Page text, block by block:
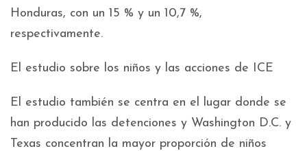
Honduras, con un 15 % y un 10,7 %,
respectivamente.
El estudio sobre los niños y las acciones de ICE
El estudio también se centra en el lugar donde se
han producido las detenciones y Washington D.C. y
Texas concentran la mayor proporción de niños